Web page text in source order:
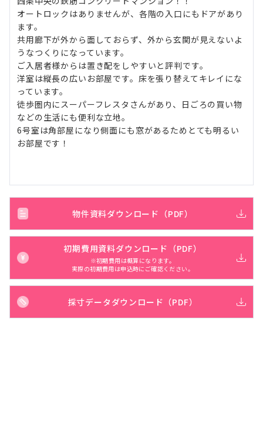
オートロックはありませんが、各階の入口にもドアがあり
ます。
共用廊下が外から面しておらず、外から玄関が見えないよ
うなつくりになっています。
ご入居者様からは置き配をしやすいと評判です。
洋室は縦長の広いお部屋です。床を張り替えてキレイにな
っています。
徒歩圏内にスーパーフレスタさんがあり、日ごろの買い物
などの生活にも便利な立地。
6号室は角部屋になり側面にも窓があるためとても明るい
お部屋です！
物件資料ダウンロード（PDF）
初期費用資料ダウンロード（PDF）
※初期費用は概算になります。
実際の初期費用は申込時にご確認ください。
採寸データダウンロード（PDF）